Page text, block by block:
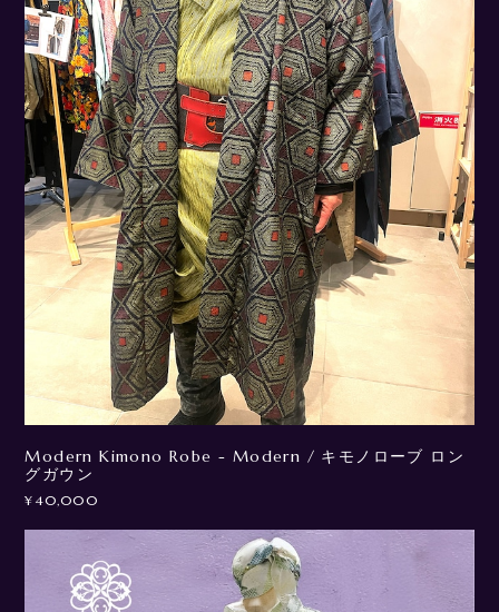
Modern Kimono Robe - Modern / キモノローブ ロン
グガウン
¥40,000